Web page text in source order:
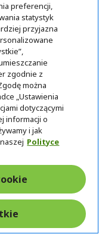
Mode);
nasze
FIRMOWE
preferencji,
statystyk
przyjazna
zgodnie z
można
„Ustawienia
dotyczącymi
informacji o
i jak
Polityce